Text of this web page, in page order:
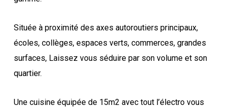
Située à proximité des axes autoroutiers principaux,
écoles, collèges, espaces verts, commerces, grandes
surfaces, Laissez vous séduire par son volume et son
quartier.
Une cuisine équipée de 15m2 avec tout l’électro vous